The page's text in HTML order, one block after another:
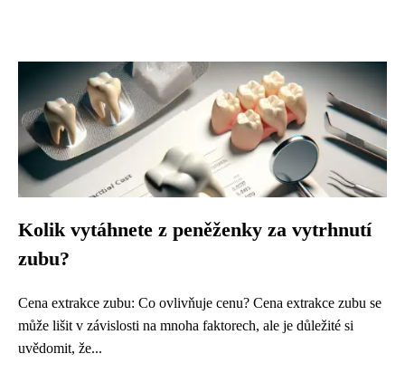
Kolik vytáhnete z peněženky za vytrhnutí
zubu?
Cena extrakce zubu: Co ovlivňuje cenu? Cena extrakce zubu se
může lišit v závislosti na mnoha faktorech, ale je důležité si
uvědomit, že...